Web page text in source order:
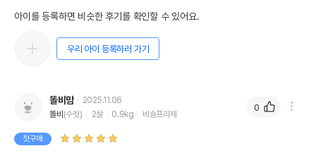
아이를 등록하면 비슷한 후기를 확인할 수 있어요.
우리 아이 등록하러 가기
똘비맘
2025.11.06
똘비 (수컷) 2살 0.9kg 비숑프리제
첫구매
0